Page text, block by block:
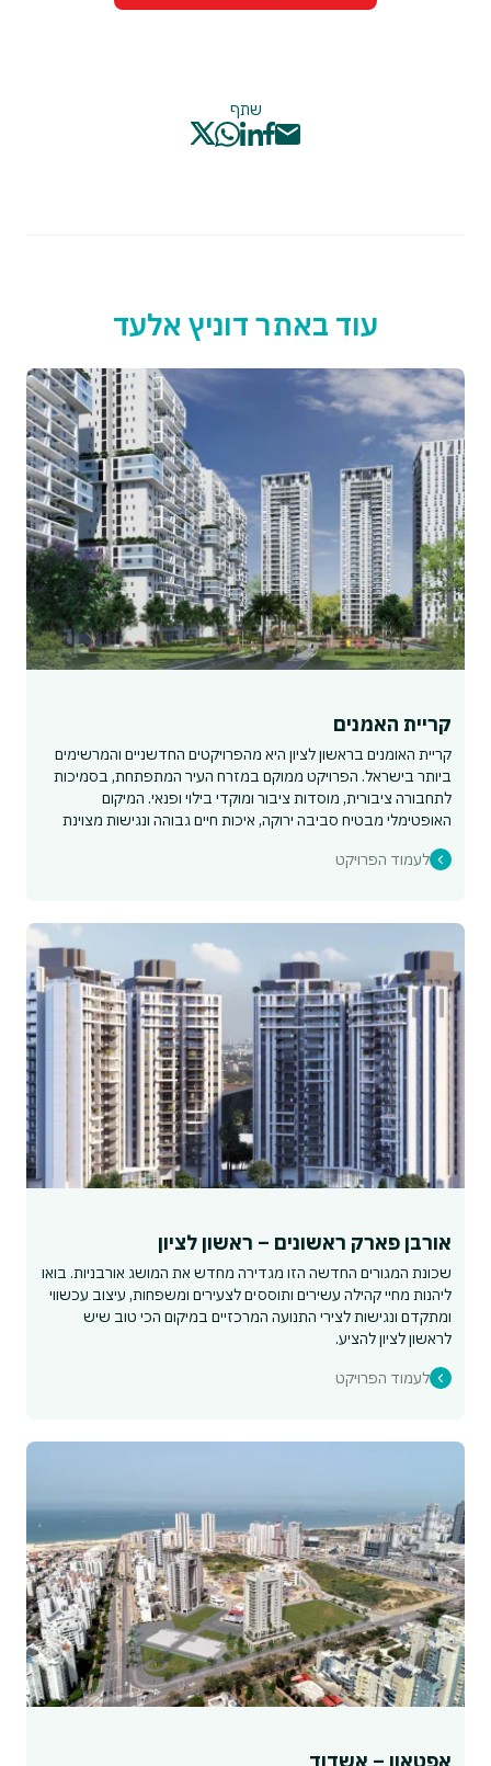
שתף
עוד באתר דוניץ אלעד
קריית האמנים
קריית האומנים בראשון לציון היא מהפרויקטים החדשניים והמרשימים
ביותר בישראל. הפרויקט ממוקם במזרח העיר המתפתחת, בסמיכות
לתחבורה ציבורית, מוסדות ציבור ומוקדי בילוי ופנאי. המיקום
האופטימלי מבטיח סביבה ירוקה, איכות חיים גבוהה ונגישות מצוינת
לעמוד הפרויקט
אורבן פארק ראשונים – ראשון לציון
שכונת המגורים החדשה הזו מגדירה מחדש את המושג אורבניות. בואו
ליהנות מחיי קהילה עשירים ותוססים לצעירים ומשפחות, עיצוב עכשווי
ומתקדם ונגישות לצירי התנועה המרכזיים במיקום הכי טוב שיש
לראשון לציון להציע.
לעמוד הפרויקט